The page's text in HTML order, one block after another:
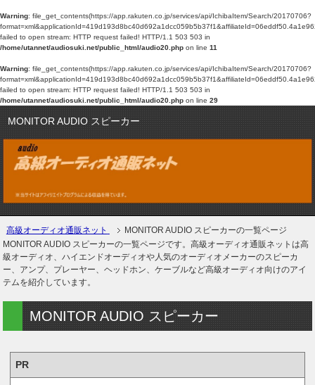
Warning: file_get_contents(https://app.rakuten.co.jp/services/api/IchibaItem/Search/20170706?
failed to open stream: HTTP request failed! HTTP/1.1 503 503 in
/home/utannet/audiosuki.net/public_html/audio20.php on line 11
Warning: file_get_contents(https://app.rakuten.co.jp/services/api/IchibaItem/Search/20170706?
failed to open stream: HTTP request failed! HTTP/1.1 503 503 in
/home/utannet/audiosuki.net/public_html/audio20.php on line 29
MONITOR AUDIO スピーカー
高級オーディオ通販ネット
MONITOR AUDIO スピーカーの一覧ページ
MONITOR AUDIO スピーカーの一覧ページです。高級オーディオ通販ネットは高
級オーディオ、ハイエンドオーディオや人気のオーディオメーカーのスピーカ
ー、アンプ、プレーヤー、ヘッドホン、ケーブルなど高級オーディオ向けのアイ
テムを紹介しています。
MONITOR AUDIO スピーカー
PR